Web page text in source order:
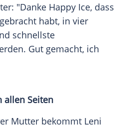
"Danke Happy Ice, dass
habt, in vier
schnellste
Gut gemacht, ich
allen Seiten
Mutter bekommt Leni